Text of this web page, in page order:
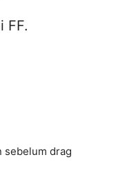
FF.
sebelum drag